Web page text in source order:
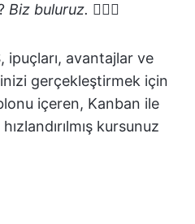
Biz buluruz. 🙋🏼‍♀️
ipuçları, avantajlar ve
gerçekleştirmek için
içeren, Kanban ile
kursunuz